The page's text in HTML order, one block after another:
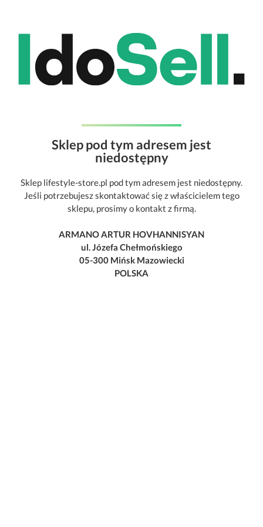
Sklep pod tym adresem jest
niedostępny
Sklep lifestyle-store.pl pod tym adresem jest niedostępny.
Jeśli potrzebujesz skontaktować się z właścicielem tego
sklepu, prosimy o kontakt z firmą.
ARMANO ARTUR HOVHANNISYAN
ul. Józefa Chełmońskiego
05-300 Mińsk Mazowiecki
POLSKA